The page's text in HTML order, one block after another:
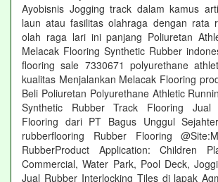
Ayobisnis Jogging track dalam kamus
laun atau fasilitas olahraga dengan rata
olah raga lari ini panjang Poliuretan
Melacak Flooring Synthetic Rubber
flooring sale 7330671 polyurethane
kualitas Menjalankan Melacak Flooring
Beli Poliuretan Polyurethane Athletic
Synthetic Rubber Track Flooring Jual
Flooring dari PT Bagus Unggul
rubberflooring Rubber Flooring
RubberProduct Application: Children
Commercial, Water Park, Pool Deck,
Jual Rubber Interlocking Tiles di lapak